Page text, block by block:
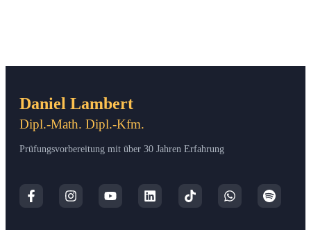
Daniel Lambert
Dipl.-Math. Dipl.-Kfm.
Prüfungsvorbereitung mit über 30 Jahren Erfahrung